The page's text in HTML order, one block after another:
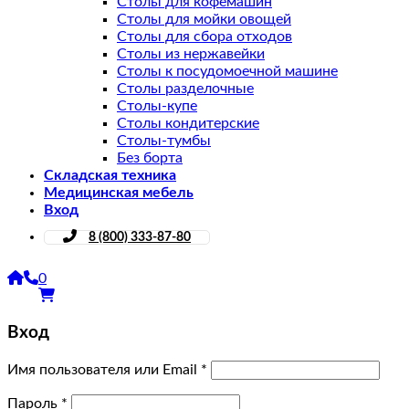
Столы для мойки овощей
Столы для сбора отходов
Столы из нержавейки
Столы к посудомоечной машине
Столы разделочные
Столы-купе
Столы кондитерские
Столы-тумбы
Без борта
Складская техника
Медицинская мебель
Вход
8 (800) 333-87-80
0
Вход
Имя пользователя или Email *
Пароль *